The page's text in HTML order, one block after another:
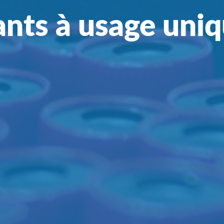
à usage